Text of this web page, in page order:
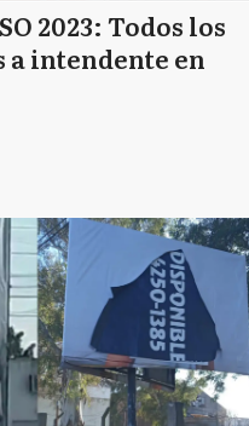
2023: Todos los
intendente en